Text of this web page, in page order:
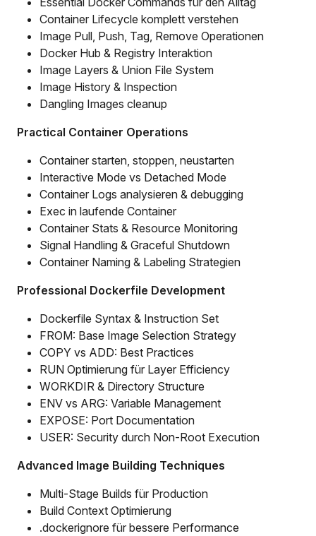
Container Lifecycle komplett verstehen
Image Pull, Push, Tag, Remove Operationen
Docker Hub & Registry Interaktion
Image Layers & Union File System
Image History & Inspection
Dangling Images cleanup
Practical Container Operations
Container starten, stoppen, neustarten
Interactive Mode vs Detached Mode
Container Logs analysieren & debugging
Exec in laufende Container
Container Stats & Resource Monitoring
Signal Handling & Graceful Shutdown
Container Naming & Labeling Strategien
Professional Dockerfile Development
Dockerfile Syntax & Instruction Set
FROM: Base Image Selection Strategy
COPY vs ADD: Best Practices
RUN Optimierung für Layer Efficiency
WORKDIR & Directory Structure
ENV vs ARG: Variable Management
EXPOSE: Port Documentation
USER: Security durch Non-Root Execution
Advanced Image Building Techniques
Multi-Stage Builds für Production
Build Context Optimierung
.dockerignore für bessere Performance